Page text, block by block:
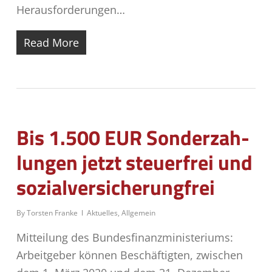
Herausforderungen…
Read More
Bis 1.500 EUR Son­der­zah­
lun­gen jetzt steu­er­frei und
sozialversicherungfrei
ByTorsten Franke Aktuelles, Allgemein
Mitteilung des Bundesfinanzministeriums:
Arbeitgeber können Beschäftigten, zwischen